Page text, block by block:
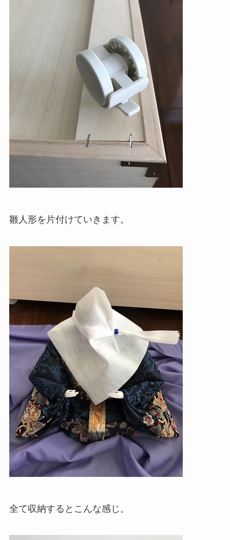
雛人形を片付けていきます。
全て収納するとこんな感じ。